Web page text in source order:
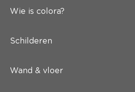
Wie is colora?
Schilderen
Wand & vloer